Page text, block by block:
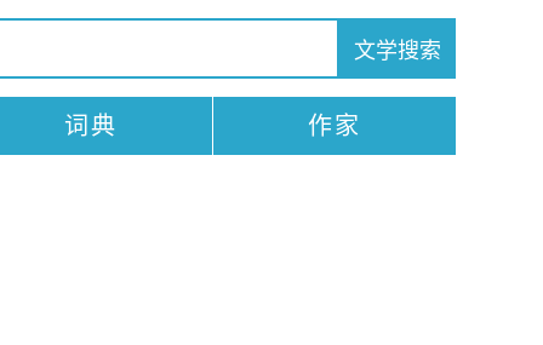
词典 作家